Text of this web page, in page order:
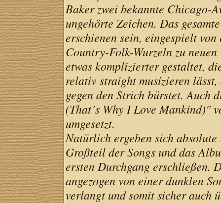
Baker zwei bekannte Chicago-
ungehörte Zeichen. Das
erschienen sein, eingespielt
Country-Folk-Wurzeln zu
etwas komplizierter gestaltet,
relativ straight musizieren
gegen den Strich bürstet. Auch
(That´s Why I Love Mankind)"
umgesetzt.
Natürlich ergeben sich
Großteil der Songs und das
ersten Durchgang erschließen.
angezogen von einer dunklen
verlangt und somit sicher auch